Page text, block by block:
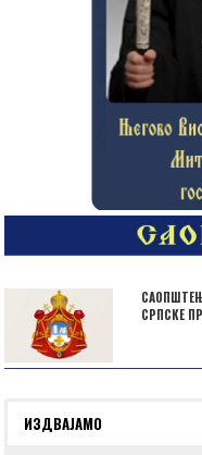
СРПСКЕ
ИЗДВАЈАМО